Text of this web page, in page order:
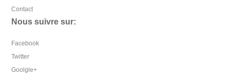
Contact
Nous suivre sur:
Facebook
Twitter
Goolgle+